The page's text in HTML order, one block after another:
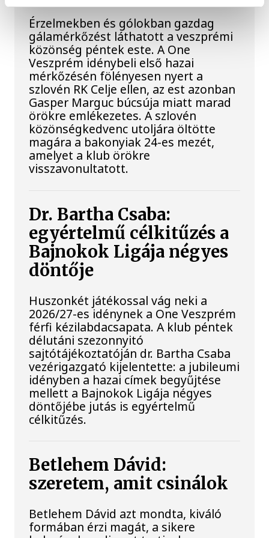
Érzelmekben és gólokban gazdag
gálamérkőzést láthatott a veszprémi
közönség péntek este. A One
Veszprém idénybeli első hazai
mérkőzésén fölényesen nyert a
szlovén RK Celje ellen, az est azonban
Gasper Marguc búcsúja miatt marad
örökre emlékezetes. A szlovén
közönségkedvenc utoljára öltötte
magára a bakonyiak 24-es mezét,
amelyet a klub örökre
visszavonultatott.
Dr. Bartha Csaba:
egyértelmű célkitűzés a
Bajnokok Ligája négyes
döntője
Huszonkét játékossal vág neki a
2026/27-es idénynek a One Veszprém
férfi kézilabdacsapata. A klub péntek
délutáni szezonnyitó
sajtótájékoztatóján dr. Bartha Csaba
vezérigazgató kijelentette: a jubileumi
idényben a hazai címek begyűjtése
mellett a Bajnokok Ligája négyes
döntőjébe jutás is egyértelmű
célkitűzés.
Betlehem Dávid:
szeretem, amit csinálok
Betlehem Dávid azt mondta, kiváló
formában érzi magát, a sikere